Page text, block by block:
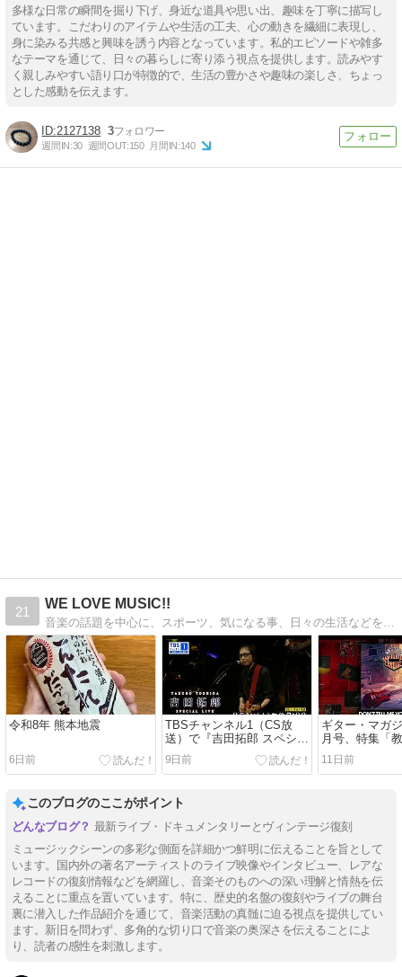
多様な日常の瞬間を掘り下げ、身近な道具や思い出、趣味を丁寧に描写し
ています。こだわりのアイテムや生活の工夫、心の動きを繊細に表現し、
身に染みる共感と興味を誘う内容となっています。私的エピソードや雑多
なテーマを通じて、日々の暮らしに寄り添う視点を提供します。読みやす
く親しみやすい語り口が特徴的で、生活の豊かさや趣味の楽しさ、ちょっ
とした感動を伝えます。
2127138 3
週間IN:30 週間OUT:150 月間IN:140
21
WE LOVE MUSIC!!
令和8年 熊本地震
6日前
TBSチャンネル1（CS放
送）で『吉田拓郎 スペシャ
ルLIVE 春だったね2026』
が8/1放送に（テレビ初独占
放送）。
9日前
ギター・マガ
月号、特集「
テレキャス学
売。
11日前
このブログのここがポイント
最新ライブ・ドキュメンタリーとヴィンテージ復刻
ミュージックシーンの多彩な側面を詳細かつ鮮明に伝えることを旨として
います。国内外の著名アーティストのライブ映像やインタビュー、レアな
レコードの復刻情報などを網羅し、音楽そのものへの深い理解と情熱を伝
えることに重点を置いています。特に、歴史的名盤の復刻やライブの舞台
裏に潜入した作品紹介を通じて、音楽活動の真髄に迫る視点を提供してい
ます。新旧を問わず、多角的な切り口で音楽の奥深さを伝えることによ
り、読者の感性を刺激します。